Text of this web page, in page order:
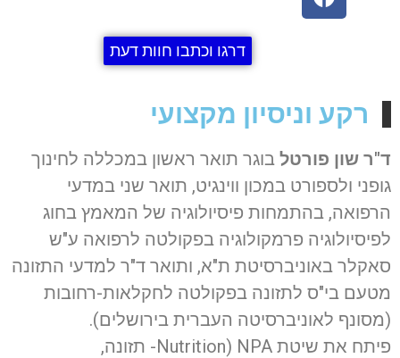
דרגו וכתבו חוות דעת
רקע וניסיון מקצועי
ד"ר שון פורטל בוגר תואר ראשון במכללה לחינוך
גופני ולספורט במכון ווינגיט, תואר שני במדעי
הרפואה, בהתמחות פיסיולוגיה של המאמץ בחוג
לפיסיולוגיה פרמקולוגיה בפקולטה לרפואה ע"ש
סאקלר באוניברסיטת ת"א, ותואר ד"ר למדעי התזונה
מטעם בי"ס לתזונה בפקולטה לחקלאות-רחובות
(מסונף לאוניברסיטה העברית בירושלים).
פיתח את שיטת Nutrition) NPA- תזונה,